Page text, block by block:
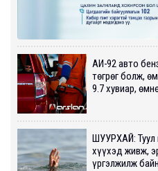
АИ-92 авто
төгрөг болж,
9.7 хувиар,
ШУУРХАЙ: Туул
хүүхэд живж,
үргэлжилж